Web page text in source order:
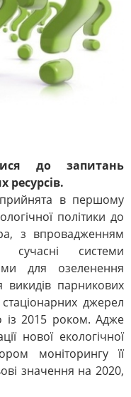
до запитань
ресурсів.
в першому
політики до
з впровадженням
сучасні системи
для озеленення
парникових
джерел
із 2015 роком. Адже
нової екологічної
моніторингу її
значення на 2020,